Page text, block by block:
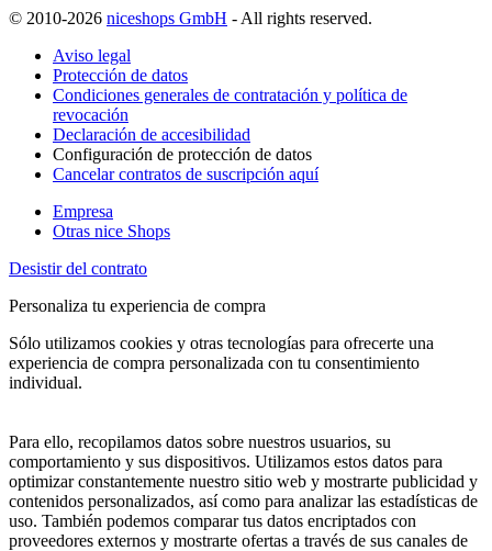
© 2010-2026 niceshops GmbH - All rights reserved.
Aviso legal
Protección de datos
Condiciones generales de contratación y política de
revocación
Declaración de accesibilidad
Configuración de protección de datos
Cancelar contratos de suscripción aquí
Empresa
Otras nice Shops
Desistir del contrato
Personaliza tu experiencia de compra
Sólo utilizamos cookies y otras tecnologías para ofrecerte una
experiencia de compra personalizada con tu consentimiento
individual.
Para ello, recopilamos datos sobre nuestros usuarios, su
comportamiento y sus dispositivos. Utilizamos estos datos para
optimizar constantemente nuestro sitio web y mostrarte publicidad y
contenidos personalizados, así como para analizar las estadísticas de
uso. También podemos comparar tus datos encriptados con
proveedores externos y mostrarte ofertas a través de sus canales de